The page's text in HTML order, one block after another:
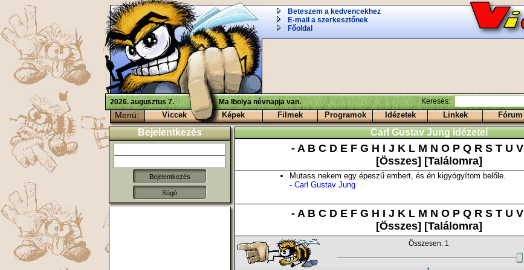
Beteszem a kedvencekhez
E-mail a szerkesztőnek
Főoldal
2026. augusztus 7. Ma Ibolya névnapja van. Keresés:
Menü: Viccek Képek Filmek Programok Idézetek Linkek Fórum
Bejelentkezés
Súgó
Carl Gustav Jung idézetei
- A B C D E F G H I J K L M N O P Q R S T U V
[Összes] [Találomra]
Mutass nekem egy épeszű embert, és én kigyógyítom belőle.
- Carl Gustav Jung
- A B C D E F G H I J K L M N O P Q R S T U V
[Összes] [Találomra]
Összesen: 1